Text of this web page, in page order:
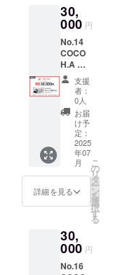
や持ち
込みデ
ザイ
ン、
チェー
ンやカ
フなど
の変更
の場合
は、別
途現地
での精
算が必
要にな
りま
のみご
利用い
ただけ
ます。
加盟店
情報は
こちら
をご覧
くださ
い。
https://
cocohaj
p.com/li
用方法
につい
ては、
サンク
スメー
ルにて
詳細を
お送り
しま
す。
【注意
事項】
・申込
状況や
予約数
によ
り、製
場合が
ありま
各店舗
ン片耳
付き
(40,000
円相当)
※初回
のみ・
有効期
間1年
※補聴
器カ
バーは
店舗に
てデザ
イン決
定 ・サ
ンクス
メール
容は同
じとな
りま
す）
30,
000 円
No.14
COCO
H.A 製
作券
大阪
IRIS
【リ
ターン
詳細】
COCO
H.A 製
作券
両耳/ワ
ンカ
ラー/
ン片耳
付き
(40,000
円相当)
支援
者：
0人
お届
け予
定：
2025
年07
月
詳細を見る
こ
の
リ
タ
ー
ン
を
選
択
す
る
30,
000 円
No.16